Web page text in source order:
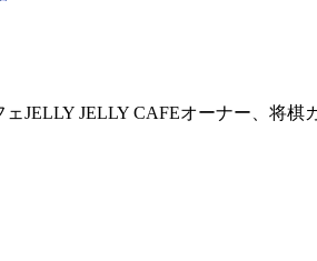
JELLY JELLY CAFEオーナー、将